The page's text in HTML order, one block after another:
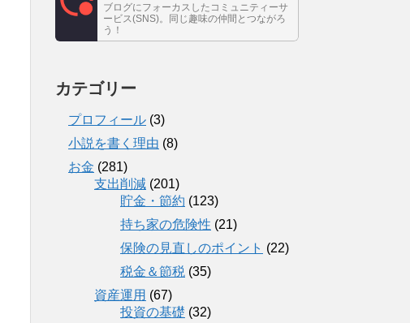
ブログにフォーカスしたコミュニティーサ
ービス(SNS)。同じ趣味の仲間とつながろ
う！
カテゴリー
プロフィール (3)
小説を書く理由 (8)
お金 (281)
支出削減 (201)
貯金・節約 (123)
持ち家の危険性 (21)
保険の見直しのポイント (22)
税金＆節税 (35)
資産運用 (67)
投資の基礎 (32)